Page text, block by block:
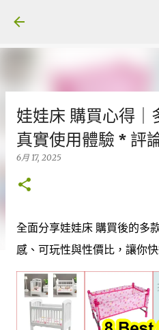
娃娃床 購買心得｜
真實使用體驗 * 評
6月 17, 2025
全面分享娃娃床 購買後的多
感、可玩性與性價比，讓你